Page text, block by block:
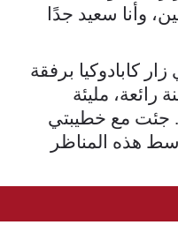
وأنا سعيد جدًا
كابادوكيا برفقة
رائعة، مليئة
جئت مع خطيبتي
هذه المناظر